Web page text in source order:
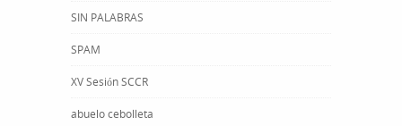
SIN PALABRAS
SPAM
XV Sesión SCCR
abuelo cebolleta